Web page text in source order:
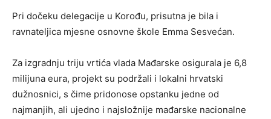
Pri dočeku delegacije u Korođu, prisutna je bila i
ravnateljica mjesne osnovne škole Emma Sesvećan.
Za izgradnju triju vrtića vlada Mađarske osigurala je 6,8
milijuna eura, projekt su podržali i lokalni hrvatski
dužnosnici, s čime pridonose opstanku jedne od
najmanjih, ali ujedno i najsložnije mađarske nacionalne